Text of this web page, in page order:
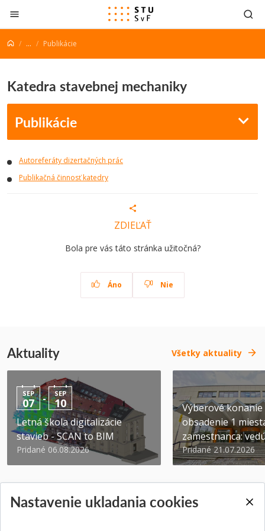
Prejsť na obsah
... Publikácie
Katedra stavebnej mechaniky
Publikácie
Autoreferáty dizertačných prác
Publikačná činnosť katedry
ZDIEĽAŤ
Bola pre vás táto stránka užitočná?
Áno Nie
Aktuality Všetky aktuality
SEP
07 - SEP
10
Letná škola digitalizácie
stavieb - SCAN to BIM
Pridané 06.08.2026
Výberové konanie
obsadenie 1
zamestnanca:
Pridané 21.07.2026
Nastavenie ukladania cookies